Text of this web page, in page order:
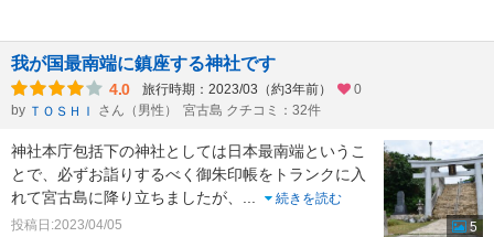
我が国最南端に鎮座する神社です
4.0 旅行時期：2023/03（約3年前）
0
by ＴＯＳＨＩ さん（男性） 宮古島 クチコミ：32件
神社本庁包括下の神社としては日本最南端というこ
とで、必ずお詣りするべく御朱印帳をトランクに入
れて宮古島に降り立ちましたが、
続きを読む
投稿日:2023/04/05
5